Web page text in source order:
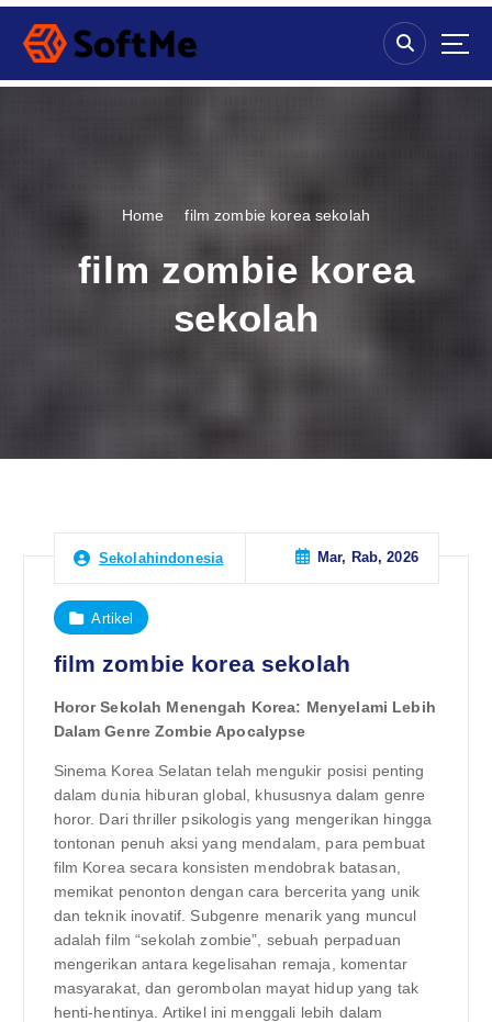
S
p
Home film zombie korea sekolah
film zombie korea
sekolah
Sekolahindonesia Mar, Rab, 2026
Artikel
film zombie korea sekolah
Horor Sekolah Menengah Korea: Menyelami Lebih
Dalam Genre Zombie Apocalypse
Sinema Korea Selatan telah mengukir posisi penting
dalam dunia hiburan global, khususnya dalam genre
horor. Dari thriller psikologis yang mengerikan hingga
tontonan penuh aksi yang mendalam, para pembuat
film Korea secara konsisten mendobrak batasan,
memikat penonton dengan cara bercerita yang unik
dan teknik inovatif. Subgenre menarik yang muncul
adalah film “sekolah zombie”, sebuah perpaduan
mengerikan antara kegelisahan remaja, komentar
masyarakat, dan gerombolan mayat hidup yang tak
henti-hentinya. Artikel ini menggali lebih dalam